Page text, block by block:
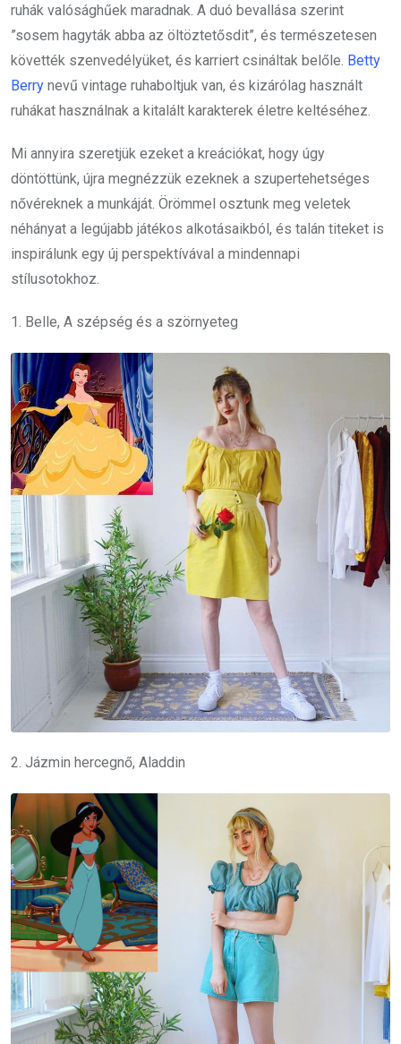
ruhák valósághűek maradnak. A duó bevallása szerint
”sosem hagyták abba az öltöztetősdit”, és természetesen
követték szenvedélyüket, és karriert csináltak belőle. Betty
Berry nevű vintage ruhaboltjuk van, és kizárólag használt
ruhákat használnak a kitalált karakterek életre keltéséhez.
Mi annyira szeretjük ezeket a kreációkat, hogy úgy
döntöttünk, újra megnézzük ezeknek a szupertehetséges
nővéreknek a munkáját. Örömmel osztunk meg veletek
néhányat a legújabb játékos alkotásaikból, és talán titeket is
inspirálunk egy új perspektívával a mindennapi
stílusotokhoz.
1. Belle, A szépség és a szörnyeteg
2. Jázmin hercegnő, Aladdin